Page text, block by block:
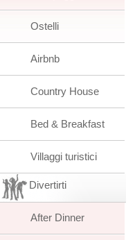
Ostelli
Airbnb
Country House
Bed & Breakfast
Villaggi turistici
Divertirti
After Dinner